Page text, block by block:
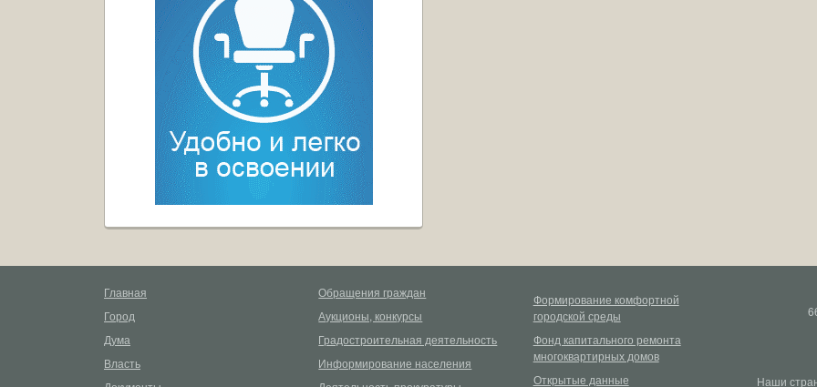
Главная
Город
Дума
Власть
Обращения граждан
Аукционы, конкурсы
Градостроительная деятельность
Информирование населения
Формирование комфортной
городской среды
Фонд капитального ремонта
многоквартирных домов
Открытые данные
Наши